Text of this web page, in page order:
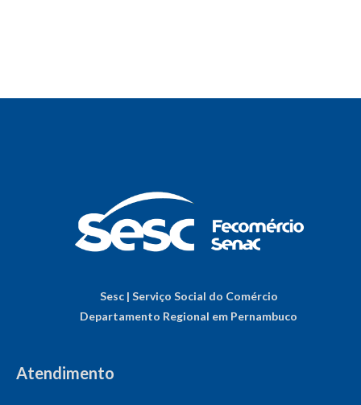
Sesc | Serviço Social do Comércio
Departamento Regional em Pernambuco
Atendimento